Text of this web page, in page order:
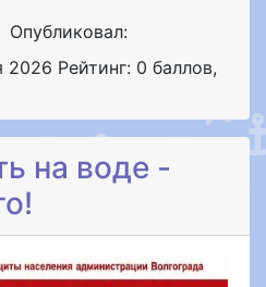
Опубликовал:
2026 Рейтинг: 0 баллов,
на воде -